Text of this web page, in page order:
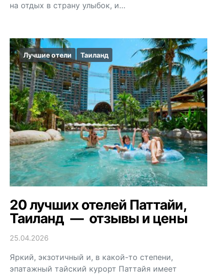
на отдых в страну улыбок, и…
Лучшие отели Таиланд
20 лучших отелей Паттайи,
Таиланд — отзывы и цены
25.04.2026
Яркий, экзотичный и, в какой-то степени,
эпатажный тайский курорт Паттайя имеет